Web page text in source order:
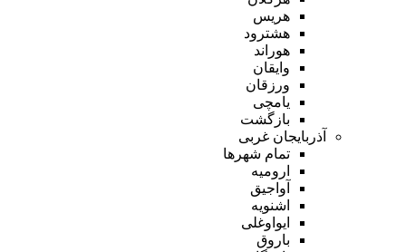
هریس
هشترود
هوراند
وایقان
ورزقان
یامچی
بازگشت
آذربایجان غربی
تمام شهر‌ها
ارومیه
آواجیق
اشنویه
ایواوغلی
باروق